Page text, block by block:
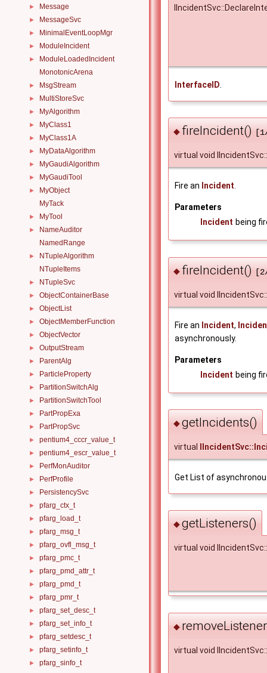
► Message
► MessageSvc
► MinimalEventLoopMgr
► ModuleIncident
►
ModuleLoadedIncident
MonotonicArena
► MsgStream
► MultiStoreSvc
► MyAlgorithm
► MyClass1
► MyClass1A
► MyDataAlgorithm
► MyGaudiAlgorithm
► MyGaudiTool
►
MyObject
MyTack
► MyTool
►
NameAuditor
NamedRange
►
NTupleAlgorithm
NTupleItems
► NTupleSvc
► ObjectContainerBase
► ObjectList
► ObjectMemberFunction
► ObjectVector
► OutputStream
► ParentAlg
► ParticleProperty
► PartitionSwitchAlg
► PartitionSwitchTool
► PartPropExa
► PartPropSvc
► pentium4_cccr_value_t
► pentium4_escr_value_t
► PerfMonAuditor
► PerfProfile
► PersistencySvc
► pfarg_ctx_t
► pfarg_load_t
► pfarg_msg_t
► pfarg_ovfl_msg_t
► pfarg_pmc_t
► pfarg_pmd_attr_t
► pfarg_pmd_t
► pfarg_pmr_t
► pfarg_set_desc_t
► pfarg_set_info_t
► pfarg_setdesc_t
► pfarg_setinfo_t
► pfarg_sinfo_t
InterfaceID
◆ fireIncident()
virtual void
Fire an Incident
Parameters
Incident being
◆ fireIncident()
virtual void
Fire an Incident,
asynchronously.
Parameters
Incident being
◆getIncidents()
virtual
Get List of
◆getListeners()
virtual void
◆
virtual void